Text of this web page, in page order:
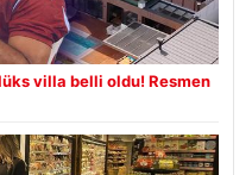
lüks villa belli oldu! Resmen